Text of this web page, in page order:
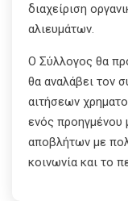
διαχείριση
αλιευμάτων.
Ο Σύλλογος θα
θα αναλάβει τον
αιτήσεων
ενός προηγμένου
αποβλήτων με
κοινωνία και το